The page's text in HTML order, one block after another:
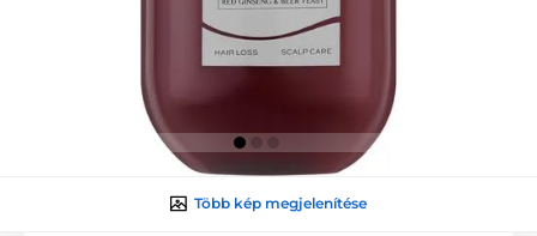
Több kép megjelenítése